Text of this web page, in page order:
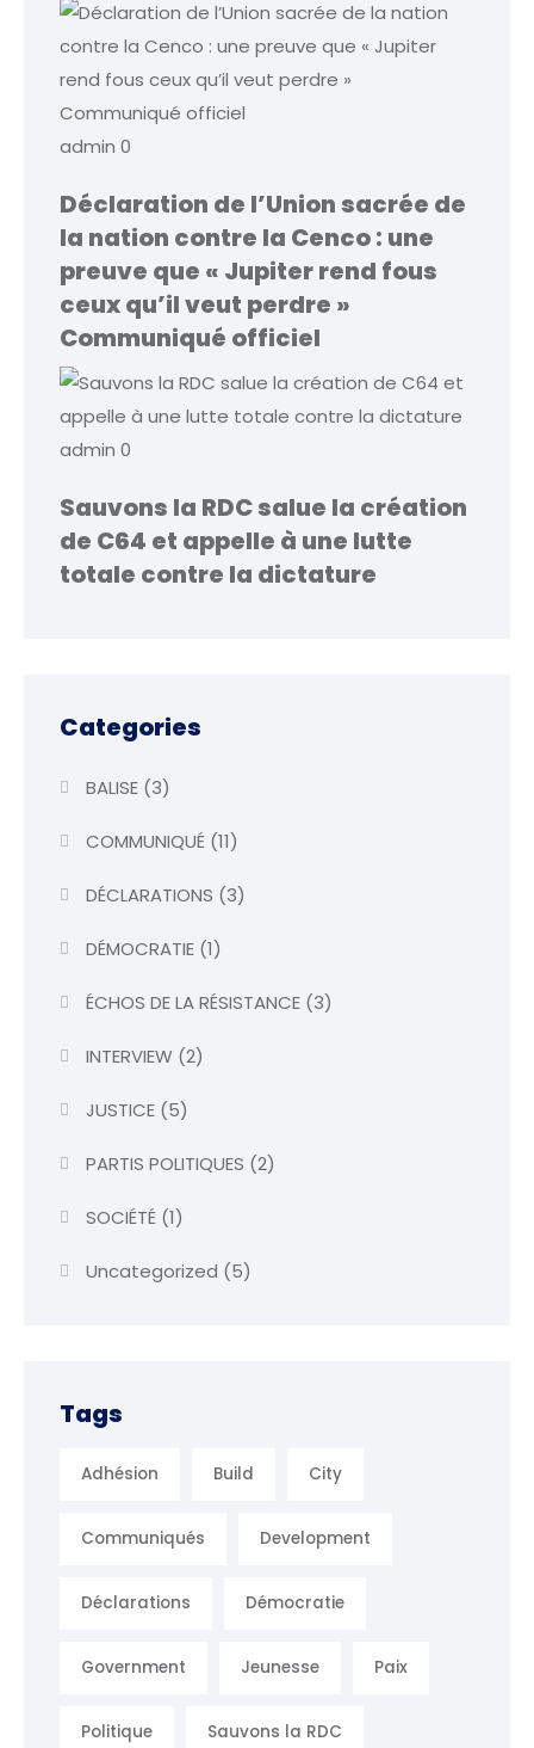
admin 0
Déclaration de l’Union sacrée de
la nation contre la Cenco : une
preuve que « Jupiter rend fous
ceux qu’il veut perdre »
Communiqué officiel
admin 0
Sauvons la RDC salue la création
de C64 et appelle à une lutte
totale contre la dictature
Categories
BALISE(3)
COMMUNIQUÉ(11)
DÉCLARATIONS (3)
DÉMOCRATIE(1)
ÉCHOS DE LA RÉSISTANCE(3)
INTERVIEW (2)
JUSTICE(5)
PARTIS POLITIQUES (2)
SOCIÉTÉ(1)
Uncategorized (5)
Tags
Adhésion Build City
Communiqués Development
Déclarations Démocratie
Government Jeunesse Paix
Politique Sauvons la RDC